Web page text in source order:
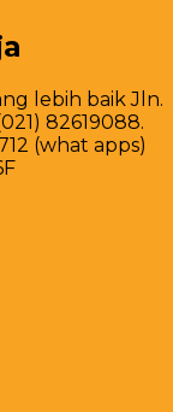
lebih baik Jln.
82619088.
(what apps)